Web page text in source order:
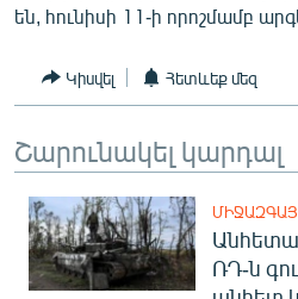
ԲԱՆԱՎԵՃ
ՁԳՏԵԼՈՎ ԼԱՎԱԳՈՒՅՆԻՆ
ՓՈԴՔԱՍԹ
Հայերեն
English
Русский
են, հունիսի 11-ի որոշմամբ
Կիսվել Հետևեք մեզ
Շարունակել կարդալ
ՌԴ-ն